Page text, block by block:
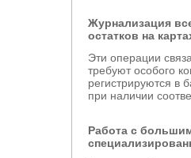
Журнализация
остатков на
Эти операции
требуют особого
регистрируются в
при наличии
Работа с